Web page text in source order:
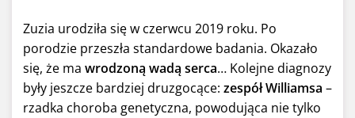
Zuzia urodziła się w czerwcu 2019 roku. Po
porodzie przeszła standardowe badania. Okazało
się, że ma wrodzoną wadą serca… Kolejne diagnozy
były jeszcze bardziej druzgocące: zespół Williamsa –
rzadka choroba genetyczna, powodująca nie tylko